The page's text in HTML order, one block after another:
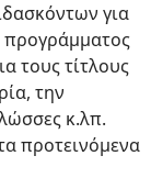
για
προγράμματος
τους τίτλους
την
κ.λπ.
προτεινόμενα